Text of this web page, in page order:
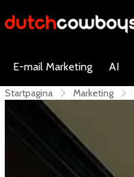
E-mail Marketing AI
Startpagina Marketing